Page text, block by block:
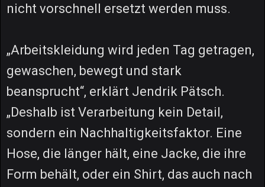
nicht vorschnell ersetzt werden muss.
„Arbeitskleidung wird jeden Tag getragen,
gewaschen, bewegt und stark
beansprucht“, erklärt Jendrik Pätsch.
„Deshalb ist Verarbeitung kein Detail,
sondern ein Nachhaltigkeitsfaktor. Eine
Hose, die länger hält, eine Jacke, die ihre
Form behält, oder ein Shirt, das auch nach